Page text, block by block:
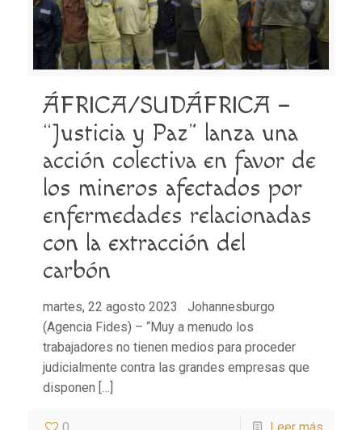
ÁFRICA/SUDÁFRICA –
“Justicia y Paz” lanza una
acción colectiva en favor de
los mineros afectados por
enfermedades relacionadas
con la extracción del
carbón
martes, 22 agosto 2023 Johannesburgo
(Agencia Fides) – “Muy a menudo los
trabajadores no tienen medios para proceder
judicialmente contra las grandes empresas que
disponen […]